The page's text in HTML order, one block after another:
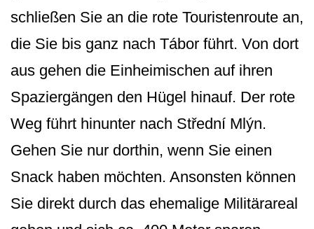
schließen Sie an die rote Touristenroute an,
die Sie bis ganz nach Tábor führt. Von dort
aus gehen die Einheimischen auf ihren
Spaziergängen den Hügel hinauf. Der rote
Weg führt hinunter nach Střední Mlýn.
Gehen Sie nur dorthin, wenn Sie einen
Snack haben möchten. Ansonsten können
Sie direkt durch das ehemalige Militärareal